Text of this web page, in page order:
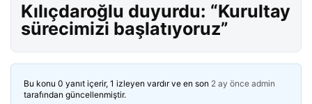
Kılıçdaroğlu duyurdu: “Kurultay
sürecimizi başlatıyoruz”
Bu konu 0 yanıt içerir, 1 izleyen vardır ve en son 2 ay önce admin
tarafından güncellenmiştir.